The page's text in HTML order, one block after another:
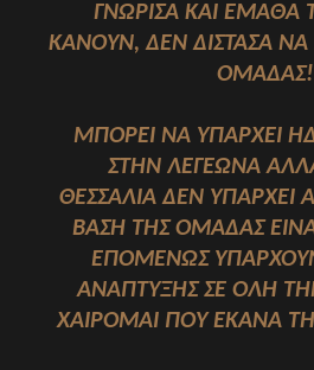
ΓΝΏΡΙΣΑ ΚΑΙ ΈΜΑΘΑ
ΚΆΝΟΥΝ, ΔΕΝ ΔΊΣΤΑΣΑ
ΟΜΆΔΑΣ!
ΜΠΟΡΕΊ ΝΑ ΥΠΆΡΧΕΙ
ΣΤΗΝ ΛΕΓΕΏΝΑ
ΘΕΣΣΑΛΊΑ ΔΕΝ ΥΠΆΡΧΕΙ
ΒΆΣΗ ΤΗΣ ΟΜΆΔΑΣ
ΕΠΟΜΈΝΩΣ
ΑΝΆΠΤΥΞΗΣ ΣΕ ΌΛΗ
ΧΑΊΡΟΜΑΙ ΠΟΥ ΈΚΑΝΑ